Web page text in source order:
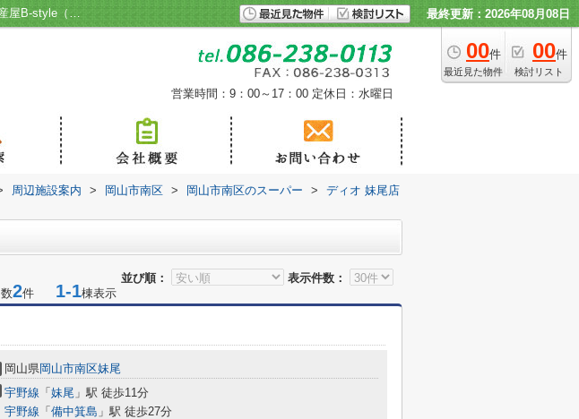
ディオ 妹尾店周辺の物件一覧｜【岡山賃貸物件検索サイト】岡山市でおすすめの不動産屋B-style（ビースタイル） 最終更新：2026年08月08日
00件
最近見た物件
00件
検討リスト
営業時間：9：00～17：00 定休日：水曜日
周辺施設案内 > 岡山市南区 > 岡山市南区のスーパー >
ディオ 妹尾店
並び順：
表示件数：
2件 1-1棟表示
岡山県岡山市南区妹尾
宇野線 「 妹尾 」駅 徒歩11分
宇野線 「 備中箕島 」駅 徒歩27分